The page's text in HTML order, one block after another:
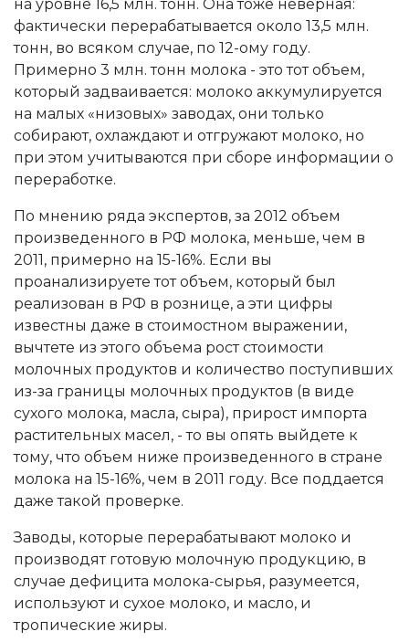
на уровне 16,5 млн. тонн. Она тоже неверная:
фактически перерабатывается около 13,5 млн.
тонн, во всяком случае, по 12-ому году.
Примерно 3 млн. тонн молока - это тот объем,
который задваивается: молоко аккумулируется
на малых «низовых» заводах, они только
собирают, охлаждают и отгружают молоко, но
при этом учитываются при сборе информации о
переработке.
По мнению ряда экспертов, за 2012 объем
произведенного в РФ молока, меньше, чем в
2011, примерно на 15-16%. Если вы
проанализируете тот объем, который был
реализован в РФ в рознице, а эти цифры
известны даже в стоимостном выражении,
вычтете из этого объема рост стоимости
молочных продуктов и количество поступивших
из-за границы молочных продуктов (в виде
сухого молока, масла, сыра), прирост импорта
растительных масел, - то вы опять выйдете к
тому, что объем ниже произведенного в стране
молока на 15-16%, чем в 2011 году. Все поддается
даже такой проверке.
Заводы, которые перерабатывают молоко и
производят готовую молочную продукцию, в
случае дефицита молока-сырья, разумеется,
используют и сухое молоко, и масло, и
тропические жиры.